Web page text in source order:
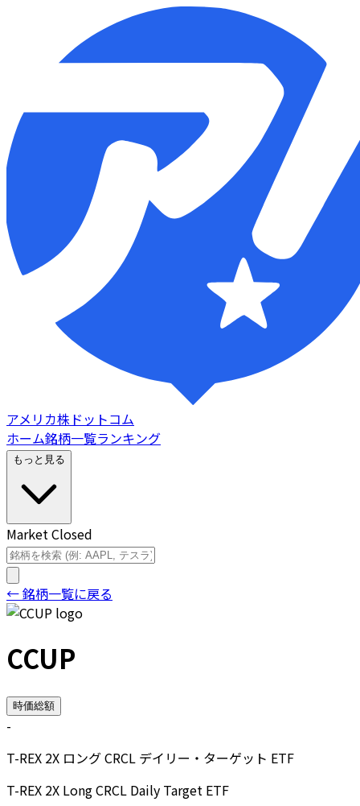
アメリカ株ドットコム
ホーム銘柄一覧ランキング
もっと見る
Market Closed
← 銘柄一覧に戻る
CCUP
時価総額
-
T-REX 2X ロング CRCL デイリー・ターゲット ETF
T-REX 2X Long CRCL Daily Target ETF